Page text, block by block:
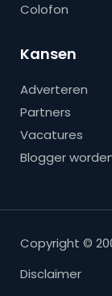
Colofon
Kansen
Adverteren
Partners
Vacatures
Blogger
Copyright ©
Disclaimer